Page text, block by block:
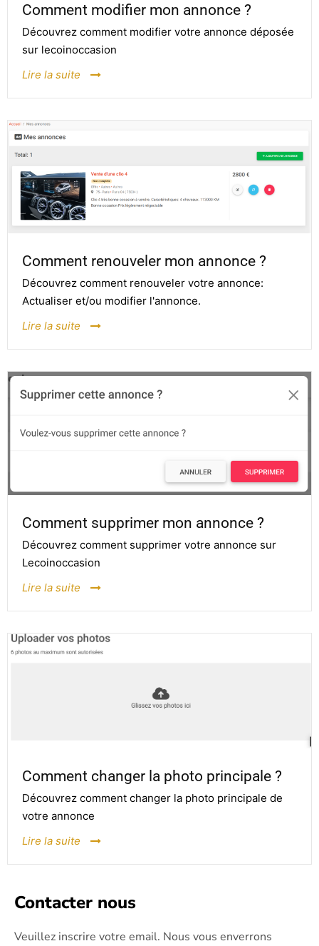
Comment modifier mon annonce ?
Découvrez comment modifier votre annonce déposée
sur lecoinoccasion
Lire la suite
Comment renouveler mon annonce ?
Découvrez comment renouveler votre annonce:
Actualiser et/ou modifier l'annonce.
Lire la suite
Comment supprimer mon annonce ?
Découvrez comment supprimer votre annonce sur
Lecoinoccasion
Lire la suite
Comment changer la photo principale ?
Découvrez comment changer la photo principale de
votre annonce
Lire la suite
Contacter nous
Veuillez inscrire votre email. Nous vous enverrons